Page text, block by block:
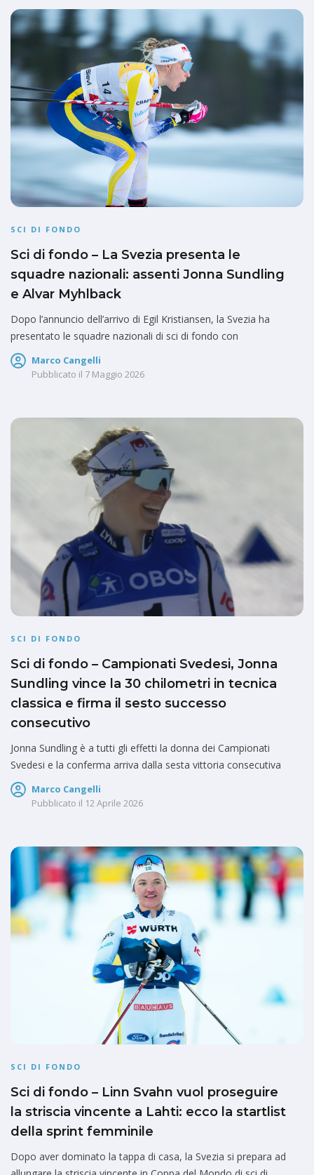
SCI DI FONDO
Sci di fondo – La Svezia presenta le
squadre nazionali: assenti Jonna Sundling
e Alvar Myhlback
Dopo l’annuncio dell’arrivo di Egil Kristiansen, la Svezia ha
presentato le squadre nazionali di sci di fondo con
Marco Cangelli
Pubblicato il 7 Maggio 2026
SCI DI FONDO
Sci di fondo – Campionati Svedesi, Jonna
Sundling vince la 30 chilometri in tecnica
classica e firma il sesto successo
consecutivo
Jonna Sundling è a tutti gli effetti la donna dei Campionati
Svedesi e la conferma arriva dalla sesta vittoria consecutiva
Marco Cangelli
Pubblicato il 12 Aprile 2026
SCI DI FONDO
Sci di fondo – Linn Svahn vuol proseguire
la striscia vincente a Lahti: ecco la startlist
della sprint femminile
Dopo aver dominato la tappa di casa, la Svezia si prepara ad